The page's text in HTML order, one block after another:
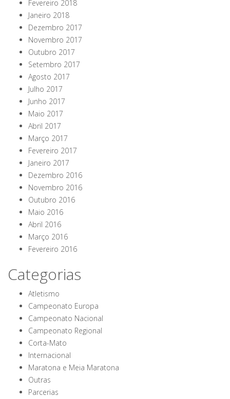
Fevereiro 2018
Janeiro 2018
Dezembro 2017
Novembro 2017
Outubro 2017
Setembro 2017
Agosto 2017
Julho 2017
Junho 2017
Maio 2017
Abril 2017
Março 2017
Fevereiro 2017
Janeiro 2017
Dezembro 2016
Novembro 2016
Outubro 2016
Maio 2016
Abril 2016
Março 2016
Fevereiro 2016
Categorias
Atletismo
Campeonato Europa
Campeonato Nacional
Campeonato Regional
Corta-Mato
Internacional
Maratona e Meia Maratona
Outras
Parcerias